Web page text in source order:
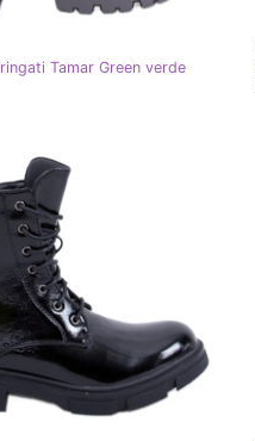
Tamar Green verde